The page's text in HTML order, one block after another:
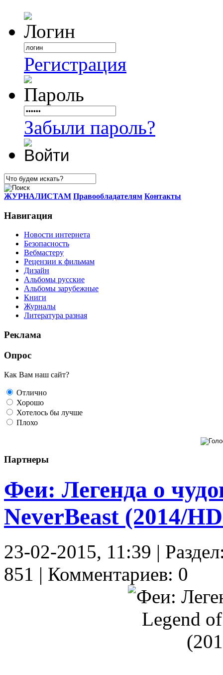
Регистрация
Забыли пароль?
ЖУРНАЛИСТАМ Правообладателям Контакты
Навигация
Новости интернета
Безопасность
Вебмастеру
Рецензии к фильмам
Дизайн
Альбомы русские
Альбомы зарубежные
Книги
Журналы
Литература разная
Реклама
Опрос
Как Вам наш сайт?
Отлично
Хорошо
Хотелось бы лучше
Плохо
Партнеры
Феи: Легенда о
NeverBeast (2014/
23-02-2015, 11:39 |
851 | Комментариев: 0